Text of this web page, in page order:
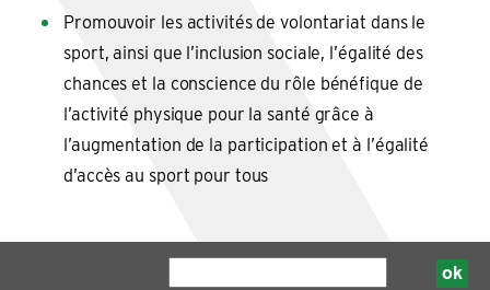
Promouvoir les activités de volontariat dans le
sport, ainsi que l’inclusion sociale, l’égalité des
chances et la conscience du rôle bénéfique de
l’activité physique pour la santé grâce à
l’augmentation de la participation et à l’égalité
d’accès au sport pour tous